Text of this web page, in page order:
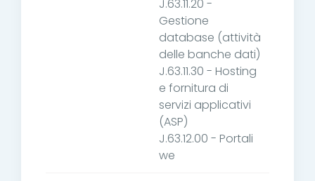
J.63.11.20 -
Gestione
database (attività
delle banche dati)
J.63.11.30 - Hosting
e fornitura di
servizi applicativi
(ASP)
J.63.12.00 - Portali
we